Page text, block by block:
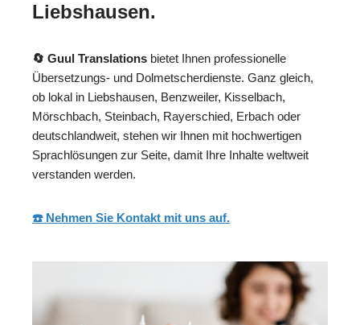
Liebshausen.
🔄 Guul Translations bietet Ihnen professionelle
Übersetzungs- und Dolmetscherdienste. Ganz gleich,
ob lokal in Liebshausen, Benzweiler, Kisselbach,
Mörschbach, Steinbach, Rayerschied, Erbach oder
deutschlandweit, stehen wir Ihnen mit hochwertigen
Sprachlösungen zur Seite, damit Ihre Inhalte weltweit
verstanden werden.
☎️ Nehmen Sie Kontakt mit uns auf.